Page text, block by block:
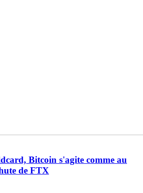
Bitcoin s'agite comme au
de FTX